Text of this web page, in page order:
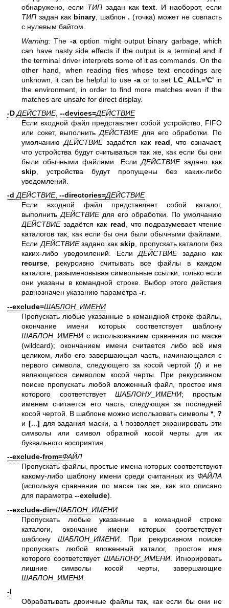
обнаружено, если ТИПзадан какtext. И наоборот, если
ТИП задан как binary, шаблон . (точка) может не совпасть
с нулевым байтом.
Warning: The -aoption might output binary garbage, which
can have nasty side effects if the output is a terminal and if
the terminal driver interprets some of it as commands. On the
other hand, when reading files whose text encodings are
unknown, it can be helpful to use -aor to set LC_ALL='C'in
the environment, in order to find more matches even if the
matches are unsafe for direct display.
-D ДЕЙСТВИЕ, --devices=ДЕЙСТВИЕ
Если входной файл представляет собой устройство, FIFO
или сокет, выполнитьДЕЙСТВИЕдля его обработки. По
умолчанию ДЕЙСТВИЕзадаётся как read , что означает,
что устройства будут считываться так же, как если бы они
были обычными файлами. Если ДЕЙСТВИЕзадано как
skip , устройства будут пропущены без каких-либо
уведомлений.
-d ДЕЙСТВИЕ, --directories=ДЕЙСТВИЕ
Если входной файл представляет собой каталог,
выполнитьДЕЙСТВИЕдля его обработки. По умолчанию
ДЕЙСТВИЕзадаётся как read, что подразумевает чтение
каталогов так, как если бы они были обычными файлами.
ЕслиДЕЙСТВИЕзадано как skip, пропускать каталоги без
каких-либо уведомлений. ЕслиДЕЙСТВИЕзадано как
recurse, рекурсивно считывать все файлы в каждом
каталоге, разыменовывая символьные ссылки, только если
они указаны в командной строке. Выбор этого действия
равнозначен указанию параметра -r.
--exclude=ШАБЛОН_ИМЕНИ
Пропускать любые указанные в командной строке файлы,
окончание имени которых соответствует шаблону
ШАБЛОН_ИМЕНИ с использованием сравнения по маске
(wildcard); окончанием имени считается либо всё имя
целиком, либо его завершающая часть, начинающаяся с
первого символа, следующего за косой чертой (/) и не
являющегося символом косой черты. При рекурсивном
поиске пропускать любой вложенный файл, простое имя
которого соответствуетШАБЛОНУ_ИМЕНИ; простым
именем считается его часть, следующая за последней
косой чертой. В шаблоне можно использовать символы *, ?
и [... ] для задания маски, а \позволяет экранировать эти
символы или символ обратной косой черты для их
буквального восприятия.
--exclude-from=ФАЙЛ
Пропускать файлы, простые имена которых соответствуют
какому-либо шаблону имени среди считанных из ФАЙЛА
(используя сравнение по маске так же, как это описано
для параметра --exclude).
--exclude-dir=ШАБЛОН_ИМЕНИ
Пропускать любые указанные в командной строке
каталоги, окончание имени которых соответствует
шаблону ШАБЛОН_ИМЕНИ. При рекурсивном поиске
пропускать любой вложенный каталог, простое имя
которого соответствует ШАБЛОНУ_ИМЕНИ. Игнорировать
лишние символы косой черты, завершающие
ШАБЛОН_ИМЕНИ
-I
Обрабатывать двоичные файлы так, как если бы они не